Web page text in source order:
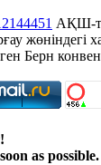
АҚШ-
жөніндегі
Берн
as possible.